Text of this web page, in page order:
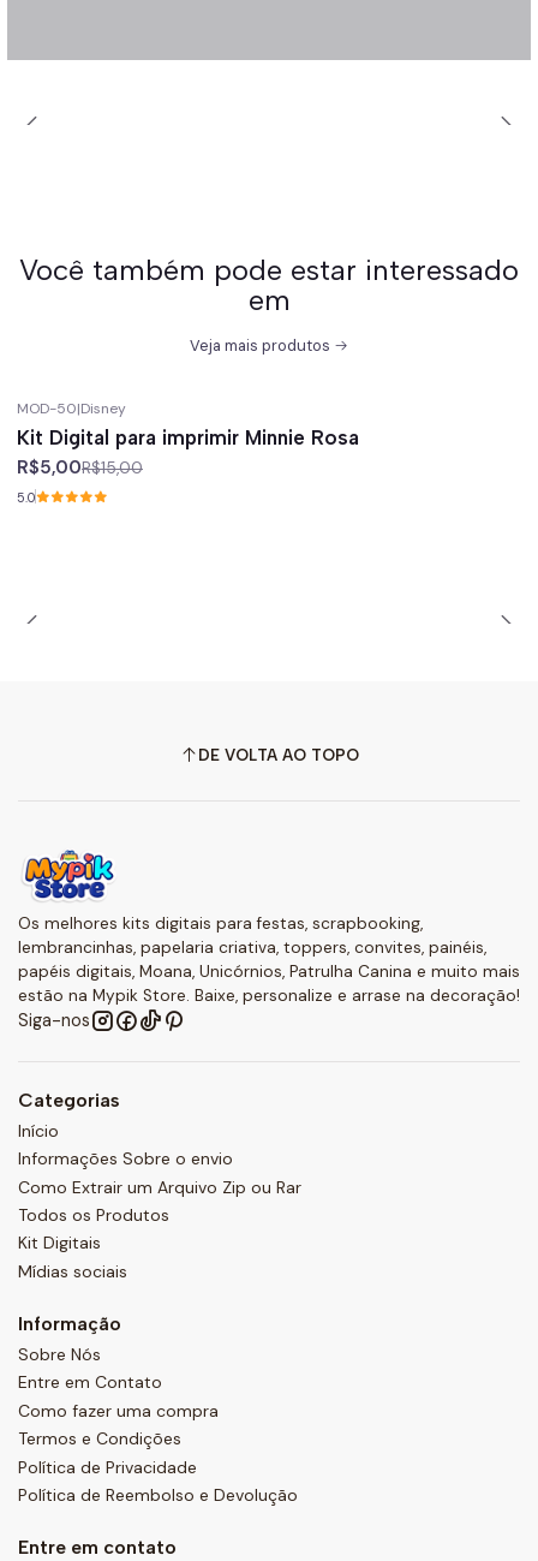
Você também pode estar interessado
em
Veja mais produtos
MOD-50|Disney
Kit Digital para imprimir Minnie Rosa
R$5,00R$15,00
5.0
DE VOLTA AO TOPO
Os melhores kits digitais para festas, scrapbooking,
lembrancinhas, papelaria criativa, toppers, convites, painéis,
papéis digitais, Moana, Unicórnios, Patrulha Canina e muito mais
estão na Mypik Store. Baixe, personalize e arrase na decoração!
Siga-nos
Categorias
Início
Informações Sobre o envio
Como Extrair um Arquivo Zip ou Rar
Todos os Produtos
Kit Digitais
Mídias sociais
Informação
Sobre Nós
Entre em Contato
Como fazer uma compra
Termos e Condições
Política de Privacidade
Política de Reembolso e Devolução
Entre em contato